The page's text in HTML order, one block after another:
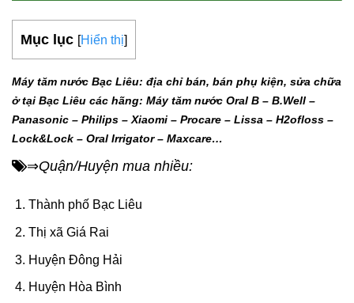
Mục lục [Hiển thị]
Máy tăm nước Bạc Liêu: địa chỉ bán, bán phụ kiện, sửa chữa
ở tại Bạc Liêu các hãng: Máy tăm nước Oral B – B.Well –
Panasonic – Philips – Xiaomi – Procare – Lissa – H2ofloss –
Lock&Lock – Oral Irrigator – Maxcare…
⇒Quận/Huyện mua nhiều:
Thành phố Bạc Liêu
Thị xã Giá Rai
Huyện Đông Hải
Huyện Hòa Bình